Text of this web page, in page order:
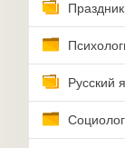
Русский